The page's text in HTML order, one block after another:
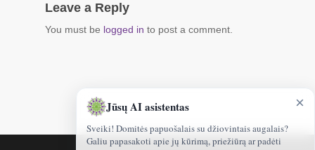
Leave a Reply
You must be logged in to post a comment.
×
Jūsų AI asistentas
Sveiki! Domitės papuošalais su džiovintais augalais?
Galiu papasakoti apie jų kūrimą, priežiūrą ar padėti